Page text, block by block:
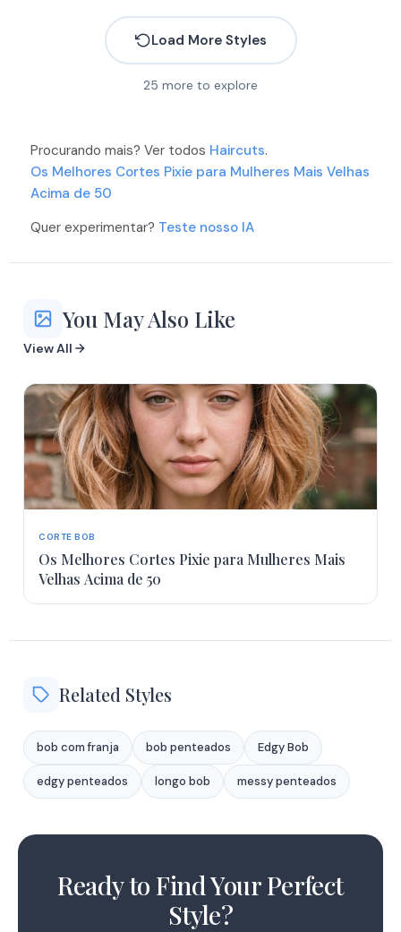
More
More
More
More
More
More
More
More
Load More Styles
25 more to explore
Procurando mais? Ver todos Haircuts.
Os Melhores Cortes Pixie para Mulheres Mais Velhas
Acima de 50
Quer experimentar? Teste nosso IA
You May Also Like
View All
CORTE BOB
Os Melhores Cortes Pixie para Mulheres Mais
Velhas Acima de 50
Related Styles
bob com franja bob penteados Edgy Bob
edgy penteados longo bob messy penteados
Ready to Find Your Perfect
Style?